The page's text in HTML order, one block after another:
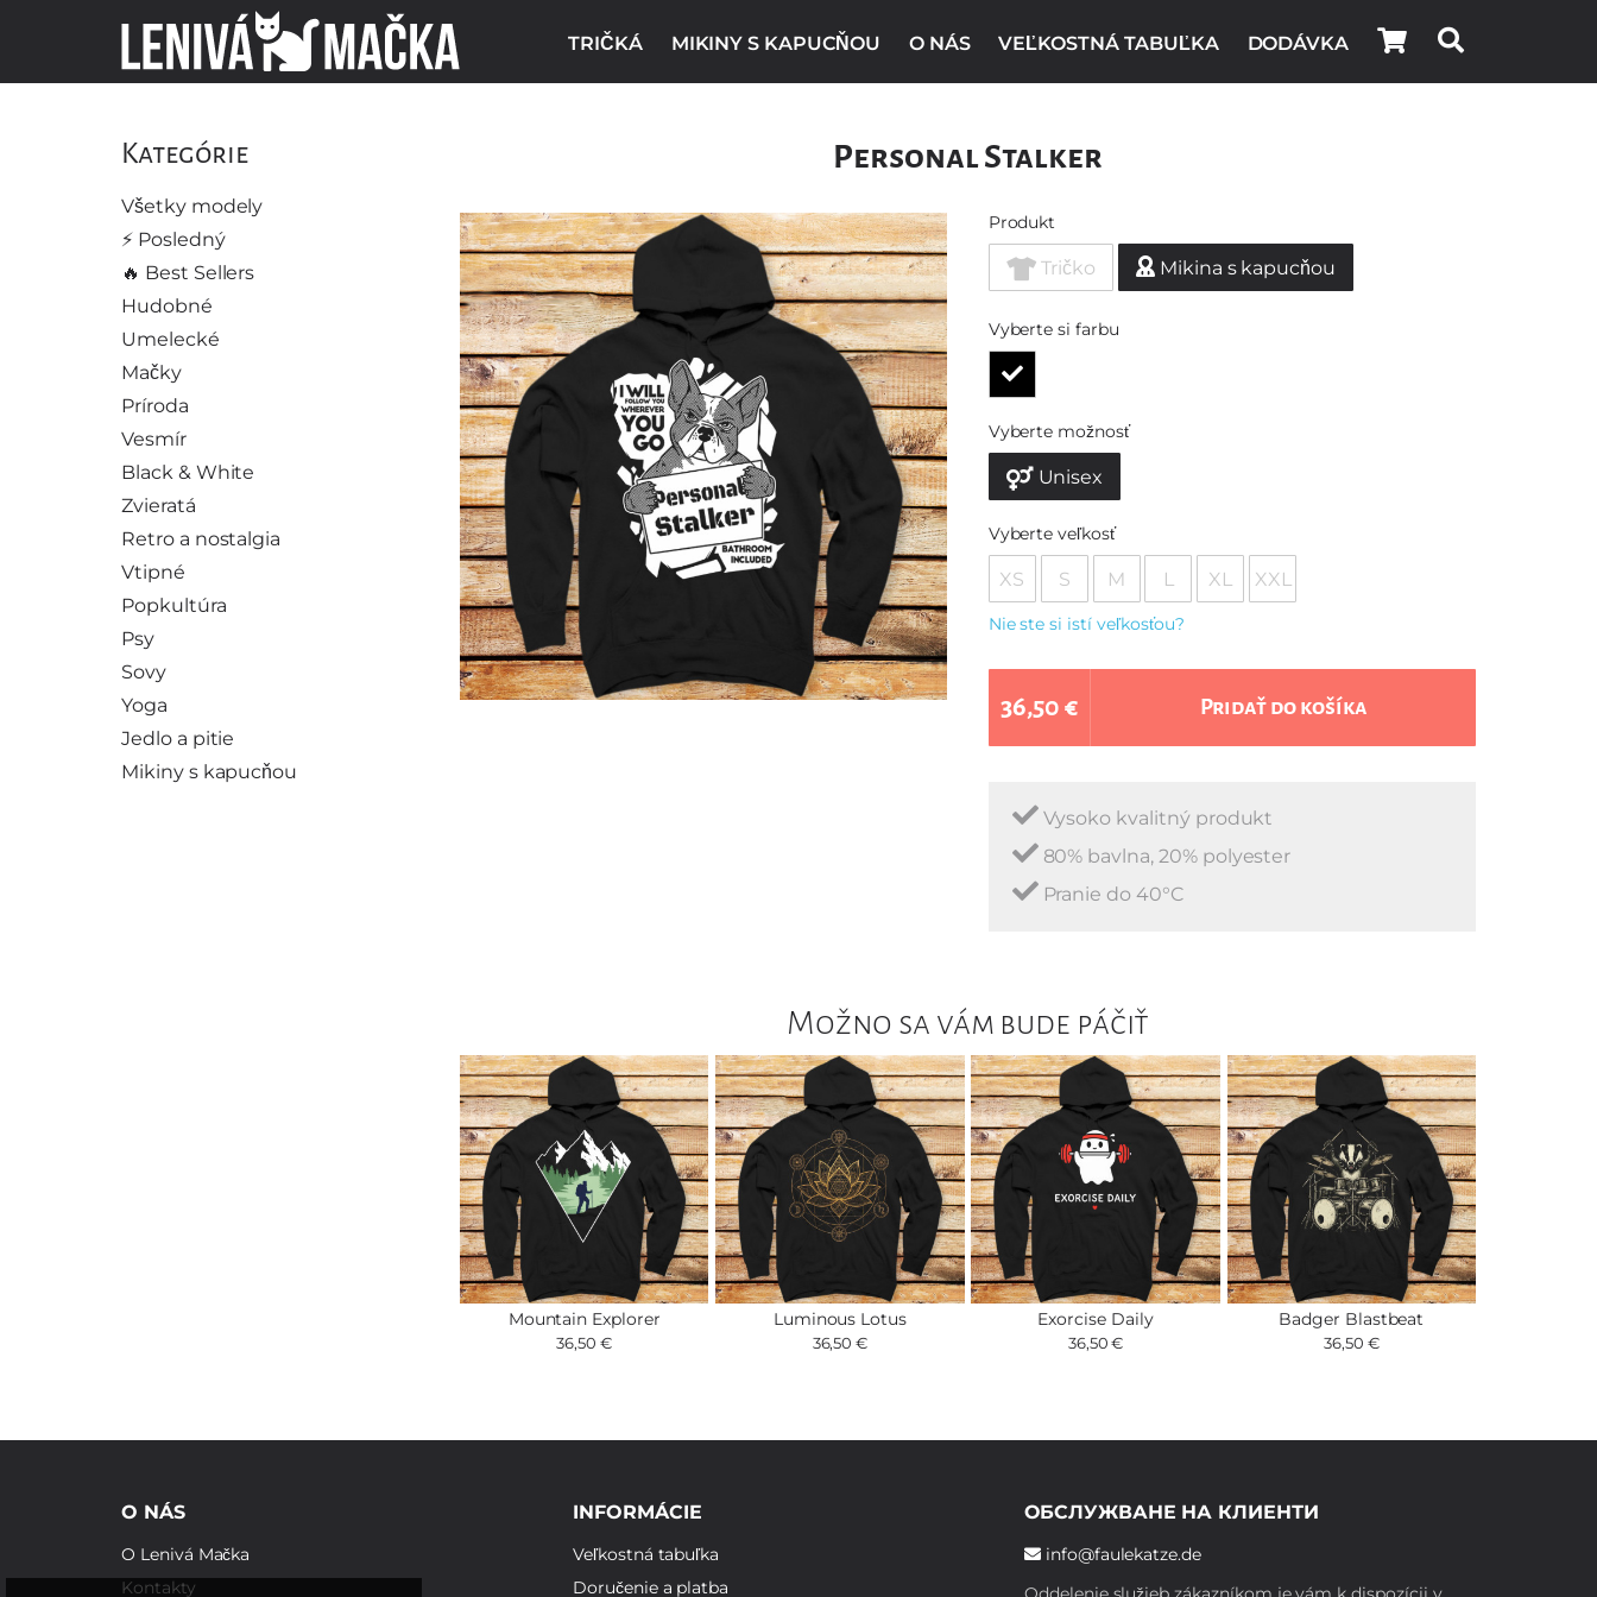
TRIČKÁ MIKINY S KAPUCŇOU O NÁS VEĽKOSTNÁ TABUĽKA DODÁVKA
Kategórie
Všetky modely
⚡️ Posledný
🔥 Best Sellers
Hudobné
Umelecké
Mačky
Príroda
Vesmír
Black & White
Zvieratá
Retro a nostalgia
Vtipné
Popkultúra
Psy
Sovy
Yoga
Jedlo a pitie
Mikiny s kapucňou
Personal Stalker
Produkt
Tričko Mikina s kapucňou
Vyberte si farbu
Vyberte možnosť
Unisex
Vyberte veľkosť
XS S M L XL XXL
Nie ste si istí veľkosťou?
36,50 € Pridať do košíka
Vysoko kvalitný produkt
80% bavlna, 20% polyester
Pranie do 40°C
Možno sa vám bude páčiť
Mountain Explorer
36,50 €
Luminous Lotus
36,50 €
Exorcise Daily
36,50 €
Badger Blastbeat
36,50 €
O NÁS
O Lenivá Mačka
Kontakty
INFORMÁCIE
Veľkostná tabuľka
Doručenie a platba
ОБСЛУЖВАНЕ НА КЛИЕНТИ
info@faulekatze.de